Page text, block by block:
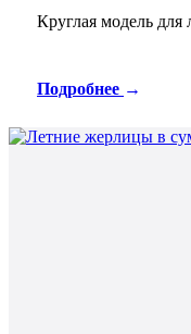
Круглая модель
Подробнее →